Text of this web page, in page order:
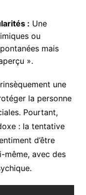
: Une
ou
mais
».
une
la personne
Pourtant,
: la tentative
d’être
même, avec des